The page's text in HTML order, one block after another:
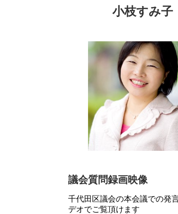
小枝すみ子
議会質問録画映像
千代田区議会の本会議での発
デオでご覧頂けます